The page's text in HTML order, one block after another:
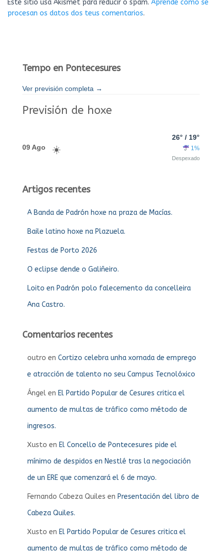
Este sitio usa Akismet para reducir o spam. Aprende como se
procesan os datos dos teus comentarios.
Tempo en Pontecesures
Ver previsión completa →
Previsión de hoxe
09 Ago
26° / 19°
1%
Despexado
Artigos recentes
A Banda de Padrón hoxe na praza de Macías.
Baile latino hoxe na Plazuela.
Festas de Porto 2026
O eclipse dende o Galiñeiro.
Loito en Padrón polo falecemento da concelleira
Ana Castro.
Comentarios recentes
outro en Cortizo celebra unha xornada de emprego
e atracción de talento no seu Campus Tecnolóxico
Ángel en El Partido Popular de Cesures critica el
aumento de multas de tráfico como método de
ingresos.
Xusto en El Concello de Pontecesures pide el
mínimo de despidos en Nestlé tras la negociación
de un ERE que comenzará el 6 de mayo.
Fernando Cabeza Quiles en Presentación del libro de
Cabeza Quiles.
Xusto en El Partido Popular de Cesures critica el
aumento de multas de tráfico como método de